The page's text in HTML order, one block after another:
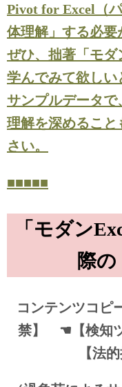
Pivot for Excel（
体理解」する必要
ぜひ、拙著「モダ
学んでみて欲しい
サンプルデータで
理解を深めるこ
さい。
■■■■■
「モダン
際の
コンテンツコピ
禁】 ☚【検知
【法